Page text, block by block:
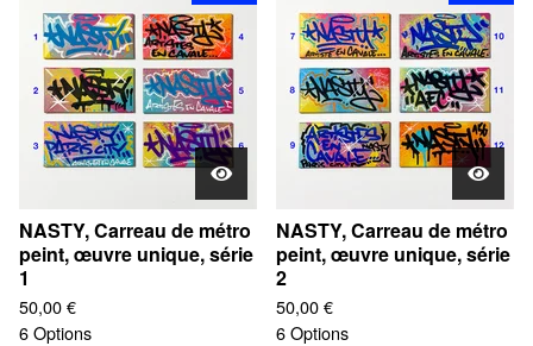
NASTY, Carreau de métro
peint, œuvre unique, série
1
50,00€
6 Options
NASTY, Carreau de métro
peint, œuvre unique, série
2
50,00€
6 Options